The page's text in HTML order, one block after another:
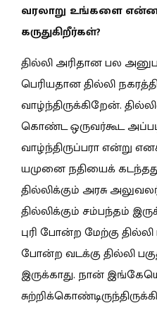
வரலாறு உங்களை என்ன
கருதுகிறீர்கள்?
தில்லி அரிதான பல
பெரியதான தில்லி
வாழ்ந்திருக்கிறேன்.
கொண்ட ஒருவர்கூட அப்படி
வாழ்ந்திருப்பரா என்று
யமுனை நதியைக்
தில்லிக்கும் அரசு
தில்லிக்கும் சம்பந்தம்
புரி போன்ற மேற்கு தில்லி
போன்ற வடக்கு தில்லி
இருக்காது. நான்